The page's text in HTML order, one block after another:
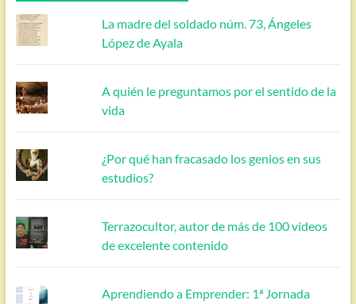
La madre del soldado núm. 73, Ángeles
López de Ayala
A quién le preguntamos por el sentido de la
vida
¿Por qué han fracasado los genios en sus
estudios?
Terrazocultor, autor de más de 100 vídeos
de excelente contenido
Aprendiendo a Emprender: 1ª Jornada